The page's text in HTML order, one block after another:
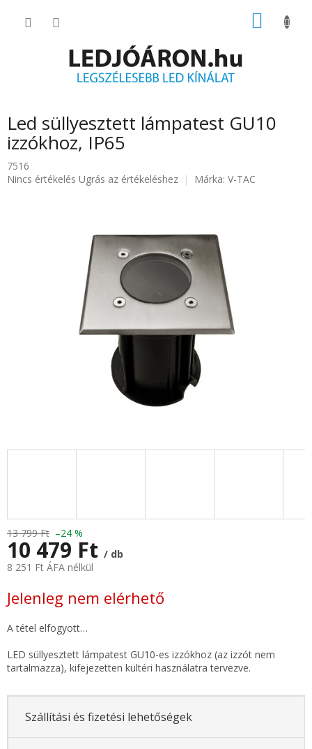
KOSÁR
Led süllyesztett lámpatest GU10
izzókhoz, IP65
7516
A
Nincs értékelés Ugrás az értékeléshez Márka: V-TAC
13 799 Ft –24 %
10 479 Ft / db
8 251 Ft ÁFA nélkül
Jelenleg nem elérhető
A tétel elfogyott…
LED süllyesztett lámpatest GU10-es izzókhoz (az izzót nem
tartalmazza), kifejezetten kültéri használatra tervezve.
Szállítási és fizetési lehetőségek